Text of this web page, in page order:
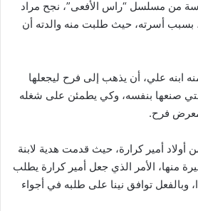
من مسلسل “راس الأفعى”، نجح مراد
بسبب أسرته، حيث طلبت منه والدته أن
علي، أن يذهب إلى فرح ليجعلها
صنعها بنفسه، وكي يطمئن على شغله
فرح.
أولاد أمير كرارة، حيث قدمت هدية لابنة
منها، الأمر الذي جعل أمير كرارة يطلب
وبالفعل توافق نينا على طلبه في أجواء